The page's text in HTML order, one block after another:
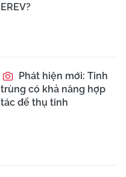
EREV?
Phát hiện mới: Tinh
trùng có khả năng hợp
tác để thụ tinh